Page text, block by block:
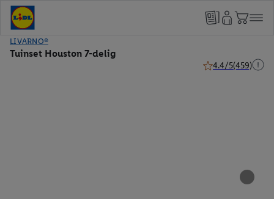
LIVARNO®
Tuinset Houston 7-delig
4.4/5(459)